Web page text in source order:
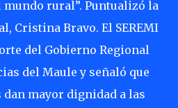
rural”. Puntualizó la
Cristina Bravo. El SEREMI
del Gobierno Regional
del Maule y señaló que
dan mayor dignidad a las